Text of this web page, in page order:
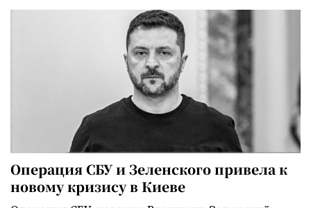
Операция СБУ и Зеленского привела к
новому кризису в Киеве